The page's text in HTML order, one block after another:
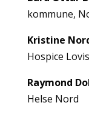
kommune,
Kristine
Hospice
Raymond
Helse Nord